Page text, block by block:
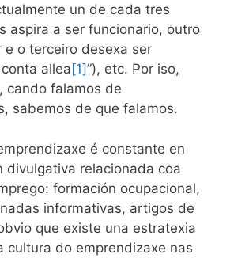
un de cada tres
aspira a ser funcionario, outro
e o terceiro desexa ser
allea [1]”), etc. Por iso,
cando falamos de
sabemos de que falamos.
é constante en
divulgativa relacionada coa
formación ocupacional,
informativas, artigos de
que existe una estratexia
cultura do emprendizaxe nas